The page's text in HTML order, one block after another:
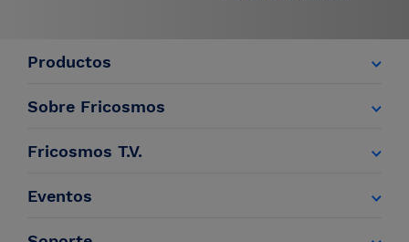
Productos
Sobre Fricosmos
Fricosmos T.V.
Eventos